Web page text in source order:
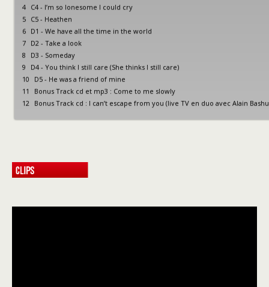
4 C4 - I’m so lonesome I could cry
5 C5 - Heathen
6 D1 - We have all the time in the world
7 D2 - Take a look
8
D3 - Someday
9
D4 - You think I still care (She thinks I still care)
10
D5 - He was a friend of mine
11
Bonus Track cd et mp3 : Come to me slowly
12
Bonus Track cd : I can’t escape from you (live TV en duo avec Alain